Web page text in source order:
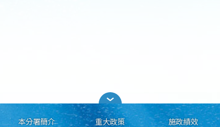
本分署簡介 重大政策 施政績效